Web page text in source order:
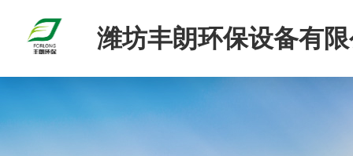
潍坊丰朗环保设备有